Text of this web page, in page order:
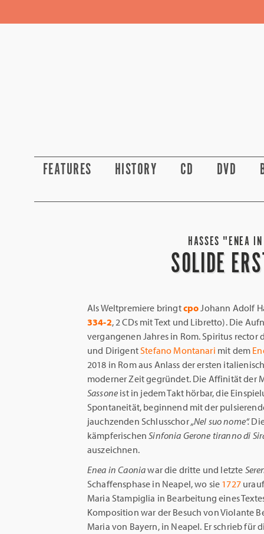
FEATURES HISTORY CD DVD
HASSES "ENEA
SOLIDE
Als Weltpremiere bringtcpoJohann Adolf
334-2, 2 CDs mit Text und Libretto). Die
vergangenen Jahres in Rom. Spiritus
und DirigentStefano Montanari mit dem
2018 in Rom aus Anlass der ersten
moderner Zeit gegründet. Die Affinität der
Sassone ist in jedem Takt hörbar, die
Spontaneität, beginnend mit der
jauchzenden Schlusschor„Nel suo nome“.
kämpferischenSinfonia Gerone tiranno di
auszeichnen.
Enea in Caoniawar die dritte und letzte
Schaffensphase in Neapel, wo sie 1727
Maria Stampiglia in Bearbeitung eines
Komposition war der Besuch von Violante
Maria von Bayern, in Neapel. Er schrieb